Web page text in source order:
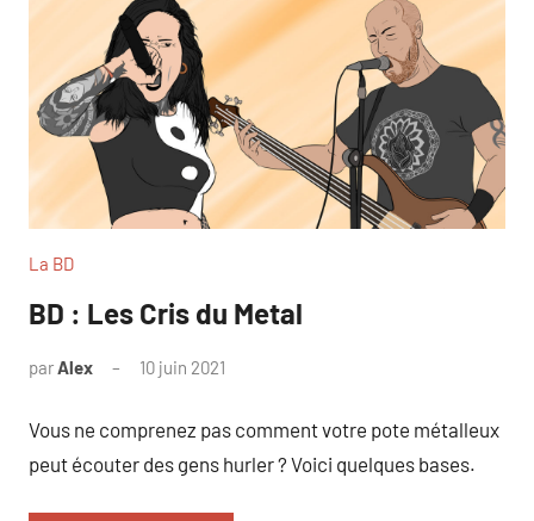
La BD
BD : Les Cris du Metal
parAlex 10 juin 2021
Vous ne comprenez pas comment votre pote métalleux
peut écouter des gens hurler ? Voici quelques bases.